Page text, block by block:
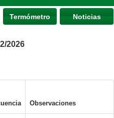
Termómetro Noticias
2026
Observaciones